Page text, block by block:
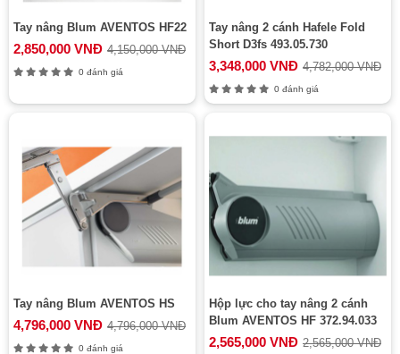
Tay nâng Blum AVENTOS HF22
2,850,000 VNĐ 4,150,000 VNĐ
0 đánh giá
Tay nâng 2 cánh Hafele Fold
Short D3fs 493.05.730
3,348,000 VNĐ 4,782,000 VNĐ
0 đánh giá
Tay nâng Blum AVENTOS HS
4,796,000 VNĐ 4,796,000 VNĐ
0 đánh giá
Hộp lực cho tay nâng 2 cánh
Blum AVENTOS HF 372.94.033
2,565,000 VNĐ 2,565,000 VNĐ